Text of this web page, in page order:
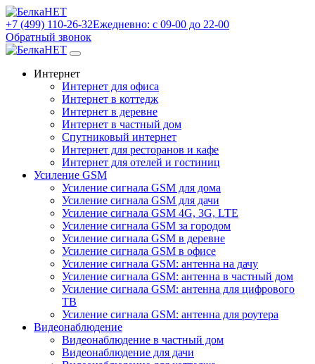
+7 (499) 110-26-32Ежедневно: с 09-00 до 22-00
Обратный звонок
Интернет
Интернет для офиса
Интернет в коттедж
Интернет в деревне
Интернет в частный дом
Спутниковый интернет
Интернет для ресторанов и кафе
Интернет для отелей и гостиниц
Усиление GSM
Усиление сигнала GSM для дома
Усиление сигнала GSM для дачи
Усиление сигнала GSM 4G, 3G, LTE
Усиление сигнала GSM за городом
Усиление сигнала GSM в деревне
Усиление сигнала GSM в офисе
Усиление сигнала GSM: антенна на дачу
Усиление сигнала GSM: антенна в частный дом
Усиление сигнала GSM: антенна для цифрового
ТВ
Усиление сигнала GSM: антенна для роутера
Видеонаблюдение
Видеонаблюдение в частный дом
Видеонаблюдение для дачи